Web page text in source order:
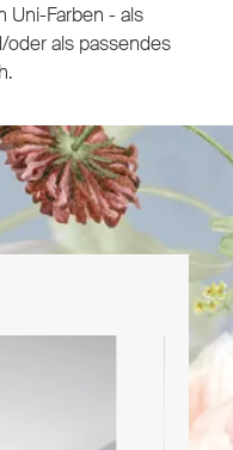
Uni-Farben - als
als passendes